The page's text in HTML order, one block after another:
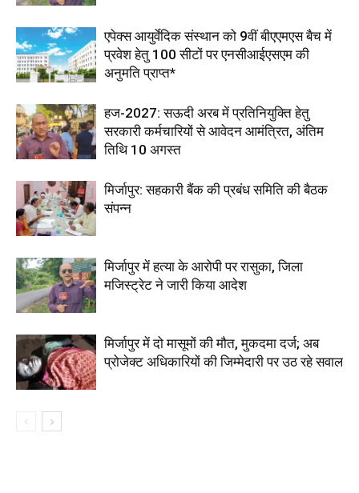
एपेक्स आयुर्वेदिक संस्थान को 9वीं बीएएमएस बैच में
प्रवेश हेतु 100 सीटों पर एनसीआईएसएम की
अनुमति प्राप्त*
हज-2027: सऊदी अरब में प्रतिनियुक्ति हेतु
सरकारी कर्मचारियों से आवेदन आमंत्रित, अंतिम
तिथि 10 अगस्त
मिर्जापुर: सहकारी बैंक की प्रबंध समिति की बैठक
संपन्न
मिर्जापुर में हत्या के आरोपी पर रासुका, जिला
मजिस्ट्रेट ने जारी किया आदेश
मिर्जापुर में दो मासूमों की मौत, मुकदमा दर्ज; अब
प्रोजेक्ट अधिकारियों की जिम्मेदारी पर उठ रहे सवाल